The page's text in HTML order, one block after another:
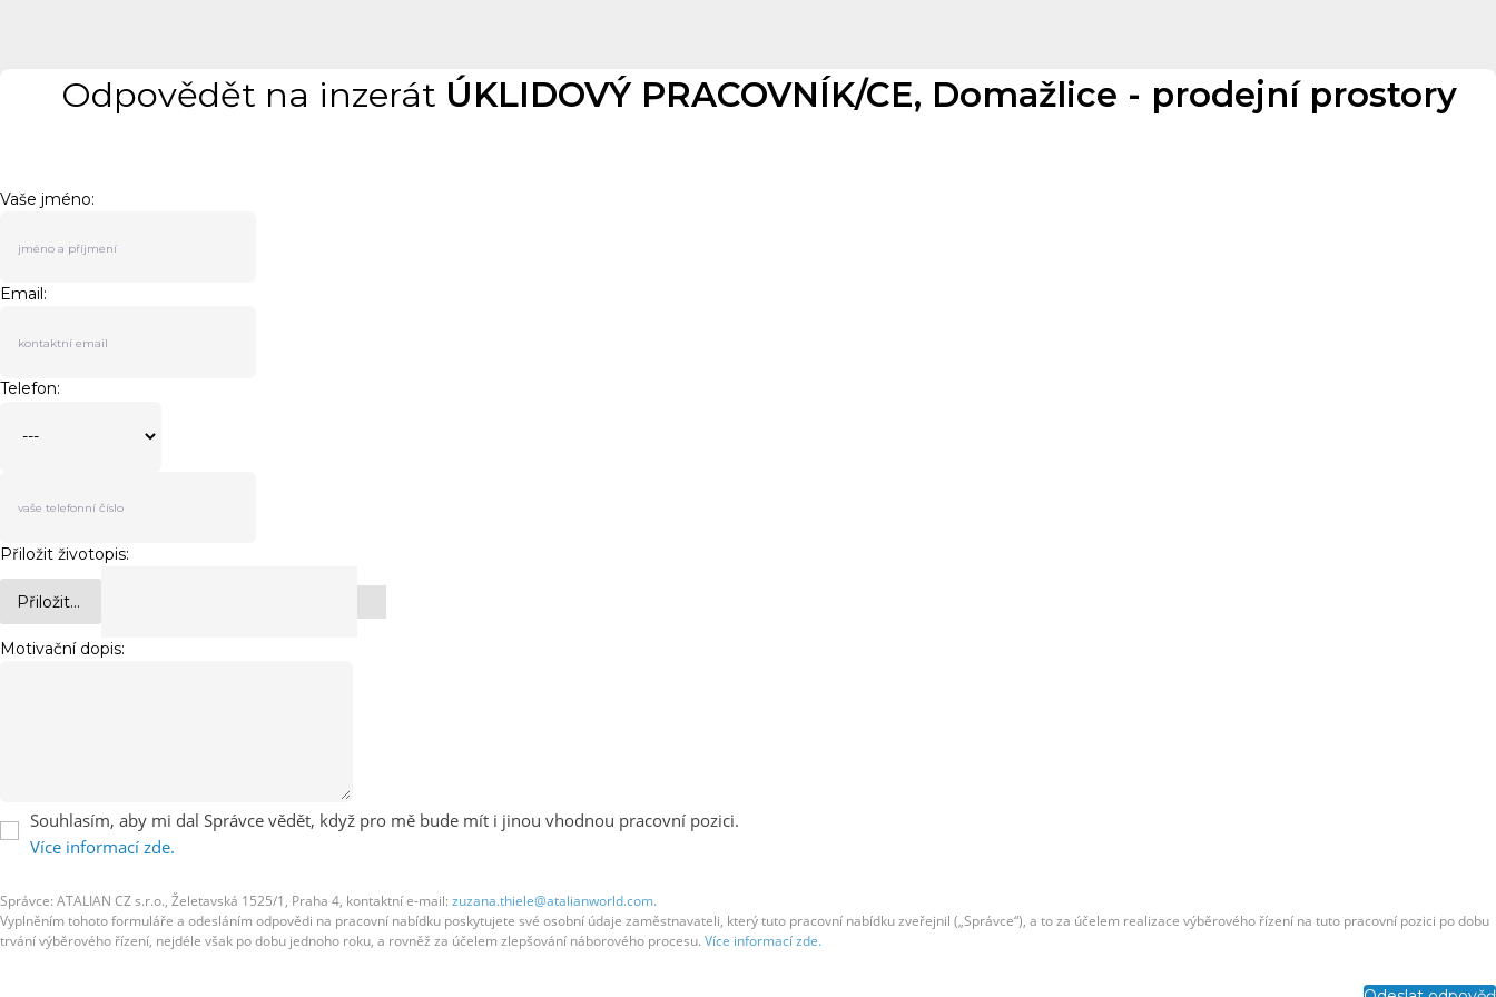
Odpovědět na inzerát ÚKLIDOVÝ PRACOVNÍK/CE, Domažlice - prodejní prostory
Vaše jméno:
Email:
Telefon:
Přiložit životopis:
Přiložit...
Motivační dopis:
Souhlasím, aby mi dal Správce vědět, když pro mě bude mít i jinou vhodnou pracovní pozici.
Více informací zde.
Správce: ATALIAN CZ s.r.o., Želetavská 1525/1, Praha 4, kontaktní e-mail: zuzana.thiele@atalianworld.com.
Vyplněním tohoto formuláře a odesláním odpovědi na pracovní nabídku poskytujete své osobní údaje zaměstnavateli, který tuto pracovní nabídku zveřejnil („Správce“), a to za účelem realizace výběrového řízení na tuto pracovní pozici po dobu
trvání výběrového řízení, nejdéle však po dobu jednoho roku, a rovněž za účelem zlepšování náborového procesu. Více informací zde.